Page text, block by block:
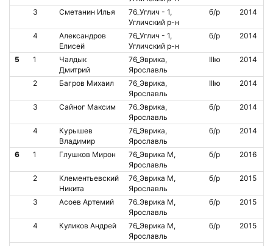
3 Сметанин Илья
76_Углич - 1,
Угличский р-н
б/р 2014
4
Александров
Елисей
76_Углич - 1,
Угличский р-н
б/р 2014
5 1
Чалдык
Дмитрий
76_Эврика,
Ярославль
IIIю 2014
2 Багров Михаил
76_Эврика,
Ярославль
IIIю 2014
3 Сайног Максим
76_Эврика,
Ярославль
б/р 2014
4
Курышев
Владимир
76_Эврика,
Ярославль
б/р 2014
6 1 Глушков Мирон
76_Эврика М,
Ярославль
б/р 2016
2
Клементьевский
Никита
76_Эврика М,
Ярославль
б/р 2015
3 Асоев Артемий
76_Эврика М,
Ярославль
б/р 2015
4 Куликов Андрей
76_Эврика М,
Ярославль
б/р 2015